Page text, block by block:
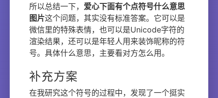
所以总结一下， 爱心下面有个点符号什么意思
图片这个问题，其实没有标准答案。它可以是
微信里的特殊表情，也可以是Unicode字符的
渲染结果，还可以是年轻人用来装饰昵称的符
号。具体什么意思，主要看对方怎么用。
补充方案
在我研究这个符号的过程中，发现了一个挺实